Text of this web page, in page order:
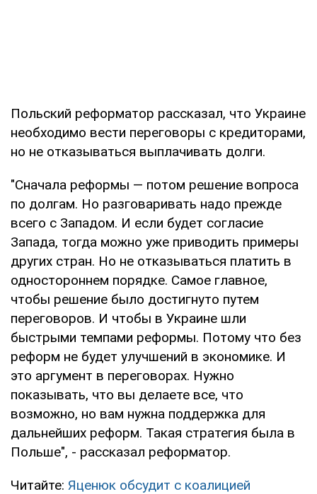
Польский реформатор рассказал, что Украине
необходимо вести переговоры с кредиторами,
но не отказываться выплачивать долги.
"Сначала реформы — потом решение вопроса
по долгам. Но разговаривать надо прежде
всего с Западом. И если будет согласие
Запада, тогда можно уже приводить примеры
других стран. Но не отказываться платить в
одностороннем порядке. Самое главное,
чтобы решение было достигнуто путем
переговоров. И чтобы в Украине шли
быстрыми темпами реформы. Потому что без
реформ не будет улучшений в экономике. И
это аргумент в переговорах. Нужно
показывать, что вы делаете все, что
возможно, но вам нужна поддержка для
дальнейших реформ. Такая стратегия была в
Польше", - рассказал реформатор.
Читайте: Яценюк обсудит с коалицией